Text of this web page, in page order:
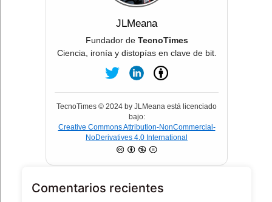
JLMeana
Fundador de TecnoTimes
Ciencia, ironía y distopías en clave de bit.
TecnoTimes © 2024 by JLMeana está licenciado
bajo:
Creative Commons Attribution-NonCommercial-
NoDerivatives 4.0 International
Comentarios recientes